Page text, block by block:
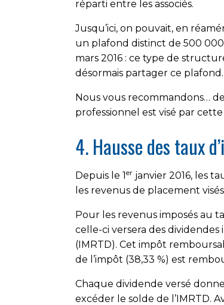
réparti entre les associés.
Jusqu’ici, on pouvait, en
un plafond distinct de 500
mars 2016 : ce type de
désormais partager ce plafond.
Nous vous recommandons…
professionnel est visé par
4. Hausse des taux
Depuis le 1er janvier 2016, les
les revenus de placement
Pour les revenus imposés au
celle-ci versera des dividendes
(IMRTD). Cet impôt
de l’impôt (38,33 %) est
Chaque dividende versé
excéder le solde de l’IMRTD.